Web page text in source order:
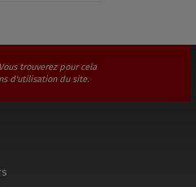
trouverez pour cela
d'utilisation du site.